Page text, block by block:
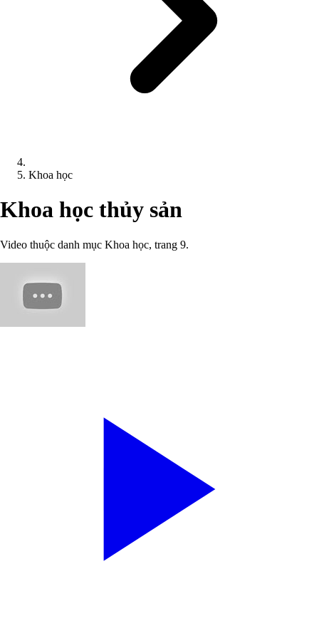
Khoa học
Khoa học thủy sản
Video thuộc danh mục Khoa học, trang 9.